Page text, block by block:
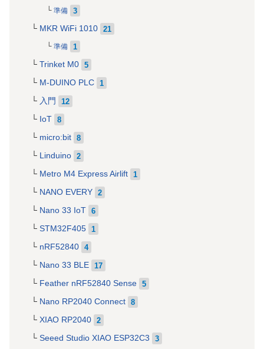
準備 3
MKR WiFi 1010 21
準備 1
Trinket M0 5
M-DUINO PLC 1
入門 12
IoT 8
micro:bit 8
Linduino 2
Metro M4 Express Airlift 1
NANO EVERY 2
Nano 33 IoT 6
STM32F405 1
nRF52840 4
Nano 33 BLE 17
Feather nRF52840 Sense 5
Nano RP2040 Connect 8
XIAO RP2040 2
Seeed Studio XIAO ESP32C3 3